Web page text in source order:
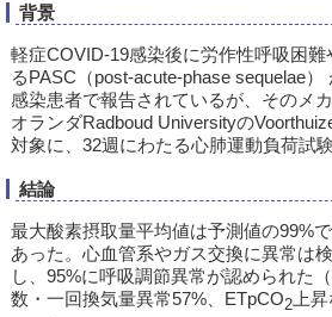
背景
軽症COVID-19感染後に労作性呼吸困難
るPASC（post-acute-phase sequelae
感染患者で報告されているが、そのメカ
オランダRadboud Universityの
対象に、32週にわたる心肺運動負荷試験
結論
最大酸素摂取量平均値は予測値の99%
あった。心血管系やガス交換に異常は
し、95%に呼吸調節異常が認められた
数・一回換気量異常57%、ETpCO2上昇